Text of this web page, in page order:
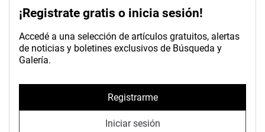
¡Registrate gratis o inicia sesión!
Accedé a una selección de artículos gratuitos, alertas
de noticias y boletines exclusivos de Búsqueda y
Galería.
Registrarme
Iniciar sesión